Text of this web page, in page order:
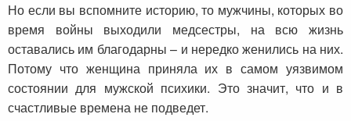
Но если вы вспомните историю, то мужчины, которых во
время войны выходили медсестры, на всю жизнь
оставались им благодарны – и нередко женились на них.
Потому что женщина приняла их в самом уязвимом
состоянии для мужской психики. Это значит, что и в
счастливые времена не подведет.